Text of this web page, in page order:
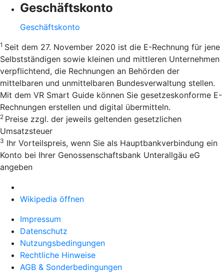
Geschäftskonto
Geschäftskonto
1 Seit dem 27. November 2020 ist die E-Rechnung für jene
Selbstständigen sowie kleinen und mittleren Unternehmen
verpflichtend, die Rechnungen an Behörden der
mittelbaren und unmittelbaren Bundesverwaltung stellen.
Mit dem VR Smart Guide können Sie gesetzeskonforme E-
Rechnungen erstellen und digital übermitteln.
2 Preise zzgl. der jeweils geltenden gesetzlichen
Umsatzsteuer
3 Ihr Vorteilspreis, wenn Sie als Hauptbankverbindung ein
Konto bei Ihrer Genossenschaftsbank Unterallgäu eG
angeben
Wikipedia öffnen
Impressum
Datenschutz
Nutzungsbedingungen
Rechtliche Hinweise
AGB & Sonderbedingungen